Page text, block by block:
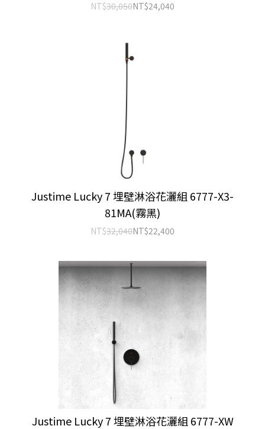
NT$30,050NT$24,040
Justime Lucky 7 埋壁淋浴花灑組 6777-X3-
81MA(霧黑)
NT$32,040NT$22,400
Justime Lucky 7 埋壁淋浴花灑組 6777-XW